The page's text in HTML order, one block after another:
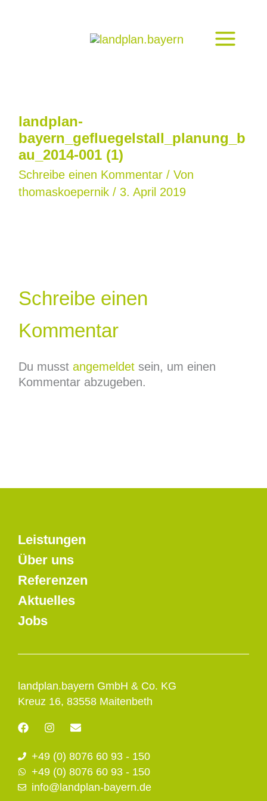
landplan-
bayern_gefluegelstall_planung_b
au_2014-001 (1)
Schreibe einen Kommentar / Von
thomaskoepernik / 3. April 2019
Schreibe einen
Kommentar
Du musst angemeldetsein, um einen
Kommentar abzugeben.
landplan.bayern GmbH & Co. KG
Kreuz 16, 83558 Maitenbeth
F
a
e
b
o
o
I
n
t
a
g
r
E
e
l
o
p
+49 (0) 8076 60 93 - 150
+49 (0) 8076 60 93 - 150
info@landplan-bayern.de
Leistungen
Über uns
Referenzen
Aktuelles
Jobs